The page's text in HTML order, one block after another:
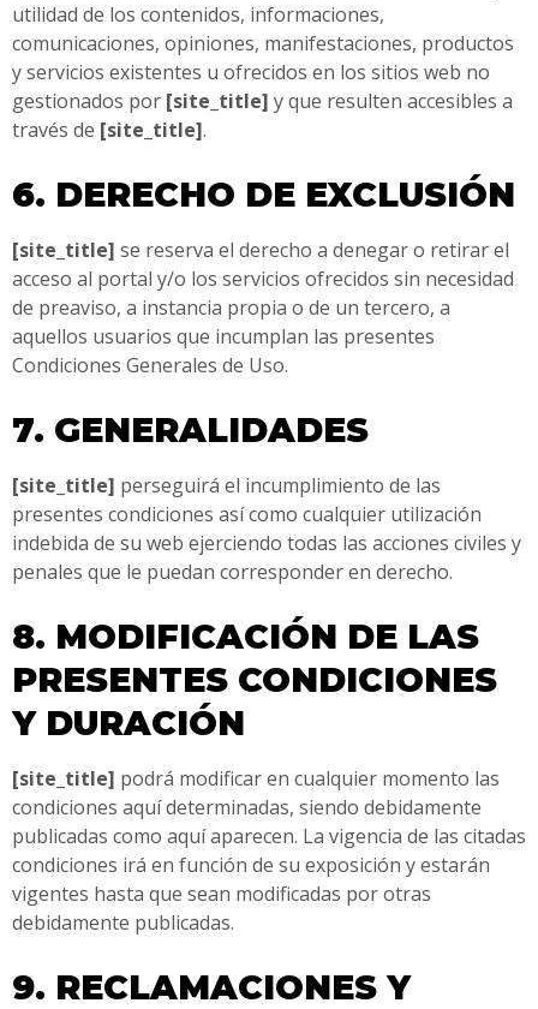
utilidad de los contenidos, informaciones,
comunicaciones, opiniones, manifestaciones, productos
y servicios existentes u ofrecidos en los sitios web no
gestionados por [site_title] y que resulten accesibles a
través de [site_title].
6. DERECHO DE EXCLUSIÓN
[site_title] se reserva el derecho a denegar o retirar el
acceso al portal y/o los servicios ofrecidos sin necesidad
de preaviso, a instancia propia o de un tercero, a
aquellos usuarios que incumplan las presentes
Condiciones Generales de Uso.
7. GENERALIDADES
[site_title] perseguirá el incumplimiento de las
presentes condiciones así como cualquier utilización
indebida de su web ejerciendo todas las acciones civiles y
penales que le puedan corresponder en derecho.
8. MODIFICACIÓN DE LAS
PRESENTES CONDICIONES
Y DURACIÓN
[site_title] podrá modificar en cualquier momento las
condiciones aquí determinadas, siendo debidamente
publicadas como aquí aparecen. La vigencia de las citadas
condiciones irá en función de su exposición y estarán
vigentes hasta que sean modificadas por otras
debidamente publicadas.
9. RECLAMACIONES Y